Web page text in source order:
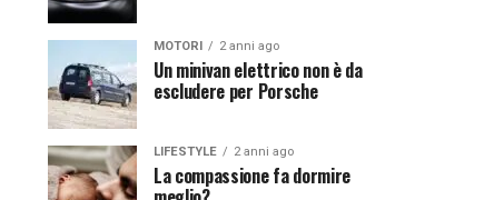
MOTORI 2 anni ago
Un minivan elettrico non è da
escludere per Porsche
LIFESTYLE 2 anni ago
La compassione fa dormire